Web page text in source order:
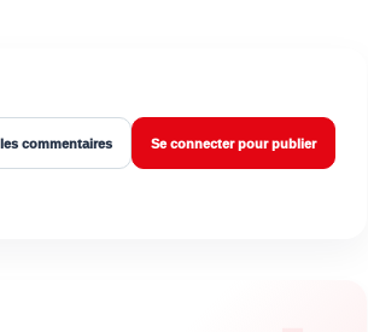
commentaires Se connecter pour publier